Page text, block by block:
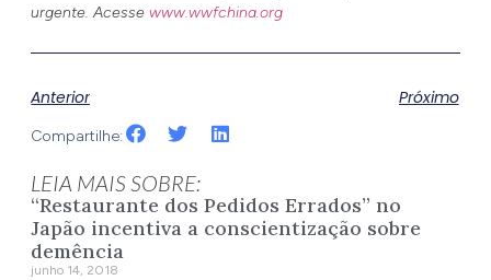
urgente. Acessewww.wwfchina.org
Anterior Próximo
Compartilhe:
LEIA MAIS SOBRE:
“Restaurante dos Pedidos Errados” no
Japão incentiva a conscientização sobre
demência
junho 14, 2018